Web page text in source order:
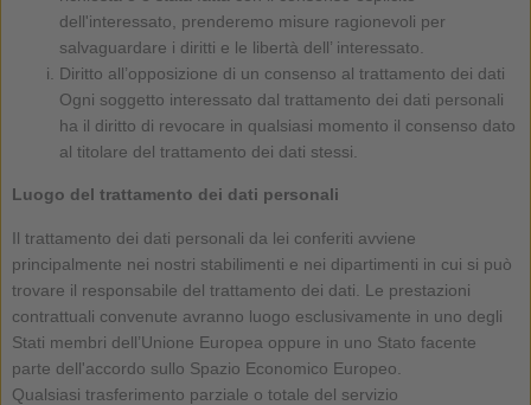
dell'interessato, prenderemo misure ragionevoli per
salvaguardare i diritti e le libertà dell’ interessato.
Diritto all’opposizione di un consenso al trattamento dei dati
Ogni soggetto interessato dal trattamento dei dati personali
ha il diritto di revocare in qualsiasi momento il consenso dato
al titolare del trattamento dei dati stessi.
Luogo del trattamento dei dati personali
Il trattamento dei dati personali da lei conferiti avviene
principalmente nei nostri stabilimenti e nei dipartimenti in cui si può
trovare il responsabile del trattamento dei dati. Le prestazioni
contrattuali convenute avranno luogo esclusivamente in uno degli
Stati membri dell’Unione Europea oppure in uno Stato facente
parte dell'accordo sullo Spazio Economico Europeo.
Qualsiasi trasferimento parziale o totale del servizio